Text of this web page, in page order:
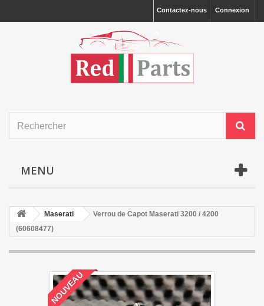
Connexion
Contactez-nous
MENU
Maserati
Verrou de Capot Maserati 3200 / 4200
(60608477)
NOUVEAU